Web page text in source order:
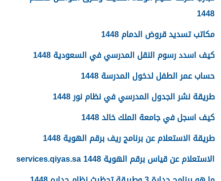
1448
مكاتب تسديد قروض الدمام 1448
كيف اسدد رسوم النقل المدرسي في السعودية 1448
حساب عمر الطفل لدخول المدرسة 1448
طريقة نشر الجدول المدرسي في نظام نور 1448
كيف اسجل في جامعة الملك خالد 1448
طريقة الاستعلام عن برنامج ريف برقم الهوية 1448
الاستعلام عن قياس برقم الهوية 1448 services.qiyas.sa